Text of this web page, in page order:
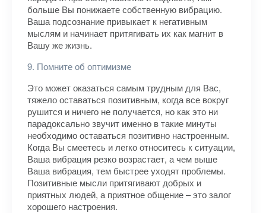
больше Вы понижаете собственную вибрацию.
Ваша подсознание привыкает к негативным
мыслям и начинает притягивать их как магнит в
Вашу же жизнь.
9. Помните об оптимизме
Это может оказаться самым трудным для Вас,
тяжело оставаться позитивным, когда все вокруг
рушится и ничего не получается, но как это ни
парадоксально звучит именно в такие минуты
необходимо оставаться позитивно настроенным.
Когда Вы смеетесь и легко относитесь к ситуации,
Ваша вибрация резко возрастает, а чем выше
Ваша вибрация, тем быстрее уходят проблемы.
Позитивные мысли притягивают добрых и
приятных людей, а приятное общение – это залог
хорошего настроения.